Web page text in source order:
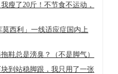
瘦了20斤！不节食不运动，
西利」一线适应症国内上
鞋总是滂臭？（不是脚气）
到站稳脚跟，我只用了一张